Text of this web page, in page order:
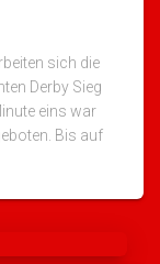
sich die
Derby Sieg
eins war
Bis auf